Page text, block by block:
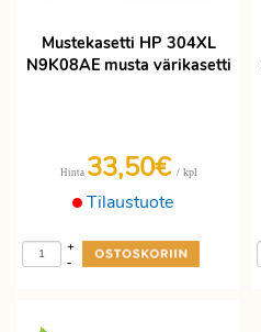
Mustekasetti HP 304XL
N9K08AE musta värikasetti
Tilaustuote
Hinta 33,50€ / kpl
-
+